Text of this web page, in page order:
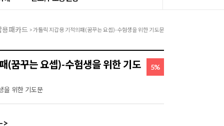
용패카드 > 가톨릭 지갑용 기적의패(꿈꾸는 요셉)-수험생을 위한 기도문
(꿈꾸는 요셉)-수험생을 위한 기도
을 위한 기도문
5%